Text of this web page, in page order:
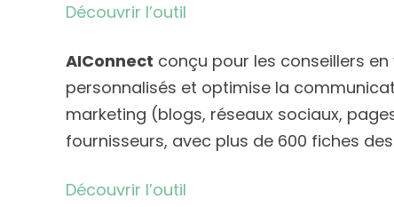
Découvrir l’outil
AIConnect conçu pour les conseillers
personnalisés et optimise la
marketing (blogs, réseaux sociaux,
fournisseurs, avec plus de 600 fiches
Découvrir l’outil